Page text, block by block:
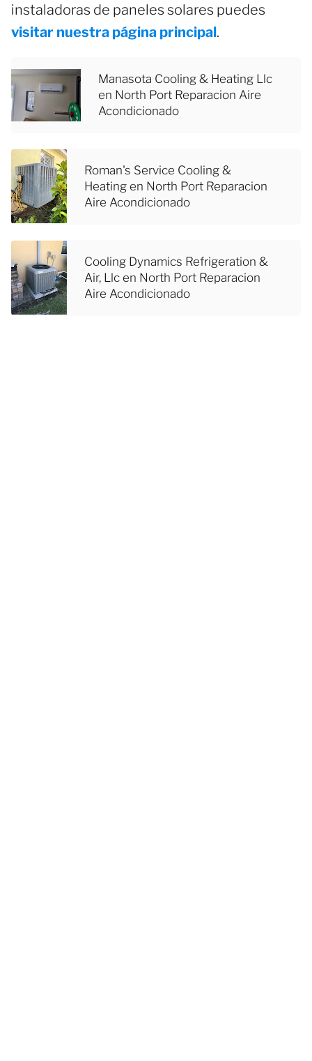
instaladoras de paneles solares puedes
visitar nuestra página principal.
Manasota Cooling & Heating Llc
en North Port Reparacion Aire
Acondicionado
Roman's Service Cooling &
Heating en North Port Reparacion
Aire Acondicionado
Cooling Dynamics Refrigeration &
Air, Llc en North Port Reparacion
Aire Acondicionado